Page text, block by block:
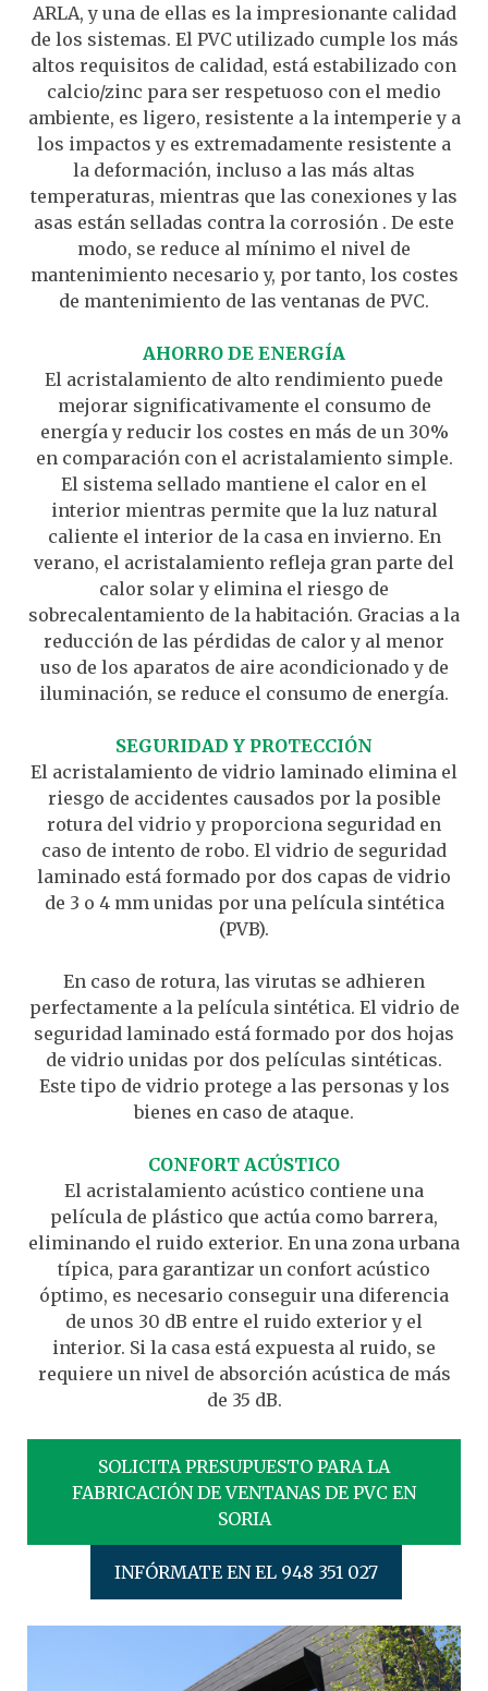
ARLA, y una de ellas es la impresionante calidad
de los sistemas. El PVC utilizado cumple los más
altos requisitos de calidad, está estabilizado con
calcio/zinc para ser respetuoso con el medio
ambiente, es ligero, resistente a la intemperie y a
los impactos y es extremadamente resistente a
la deformación, incluso a las más altas
temperaturas, mientras que las conexiones y las
asas están selladas contra la corrosión . De este
modo, se reduce al mínimo el nivel de
mantenimiento necesario y, por tanto, los costes
de mantenimiento de las ventanas de PVC.
AHORRO DE ENERGÍA
El acristalamiento de alto rendimiento puede
mejorar significativamente el consumo de
energía y reducir los costes en más de un 30%
en comparación con el acristalamiento simple.
El sistema sellado mantiene el calor en el
interior mientras permite que la luz natural
caliente el interior de la casa en invierno. En
verano, el acristalamiento refleja gran parte del
calor solar y elimina el riesgo de
sobrecalentamiento de la habitación. Gracias a la
reducción de las pérdidas de calor y al menor
uso de los aparatos de aire acondicionado y de
iluminación, se reduce el consumo de energía.
SEGURIDAD Y PROTECCIÓN
El acristalamiento de vidrio laminado elimina el
riesgo de accidentes causados por la posible
rotura del vidrio y proporciona seguridad en
caso de intento de robo. El vidrio de seguridad
laminado está formado por dos capas de vidrio
de 3 o 4 mm unidas por una película sintética
(PVB).
En caso de rotura, las virutas se adhieren
perfectamente a la película sintética. El vidrio de
seguridad laminado está formado por dos hojas
de vidrio unidas por dos películas sintéticas.
Este tipo de vidrio protege a las personas y los
bienes en caso de ataque.
CONFORT ACÚSTICO
El acristalamiento acústico contiene una
película de plástico que actúa como barrera,
eliminando el ruido exterior. En una zona urbana
típica, para garantizar un confort acústico
óptimo, es necesario conseguir una diferencia
de unos 30 dB entre el ruido exterior y el
interior. Si la casa está expuesta al ruido, se
requiere un nivel de absorción acústica de más
de 35 dB.
SOLICITA PRESUPUESTO PARA LA
FABRICACIÓN DE VENTANAS DE PVC EN
SORIA
INFÓRMATE EN EL 948 351 027